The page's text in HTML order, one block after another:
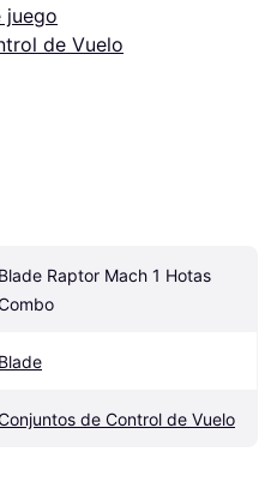
juego
de Vuelo
Blade Raptor Mach 1 Hotas
Blade
de Control de Vuelo